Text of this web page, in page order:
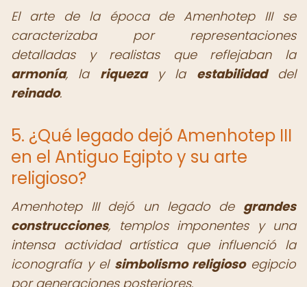
El arte de la época de Amenhotep III se
caracterizaba por representaciones
detalladas y realistas que reflejaban la
armonía, la riquezay la estabilidaddel
reinado.
5. ¿Qué legado dejó Amenhotep III
en el Antiguo Egipto y su arte
religioso?
Amenhotep III dejó un legado de grandes
construcciones, templos imponentes y una
intensa actividad artística que influenció la
iconografía y el simbolismo religiosoegipcio
por generaciones posteriores.